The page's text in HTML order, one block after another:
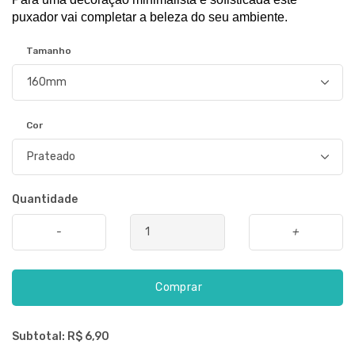
puxador vai completar a beleza do seu ambiente.
Tamanho
Cor
Quantidade
- +
Comprar
Subtotal: R$ 6,90